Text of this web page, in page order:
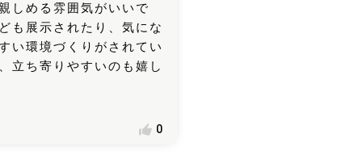
しめる雰囲気がいいで
も展示されたり、気にな
い環境づくりがされてい
立ち寄りやすいのも嬉し
0